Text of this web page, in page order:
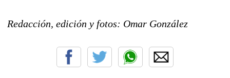
Redacción, edición y fotos: Omar González